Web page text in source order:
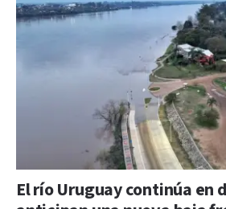
El río Uruguay continúa en